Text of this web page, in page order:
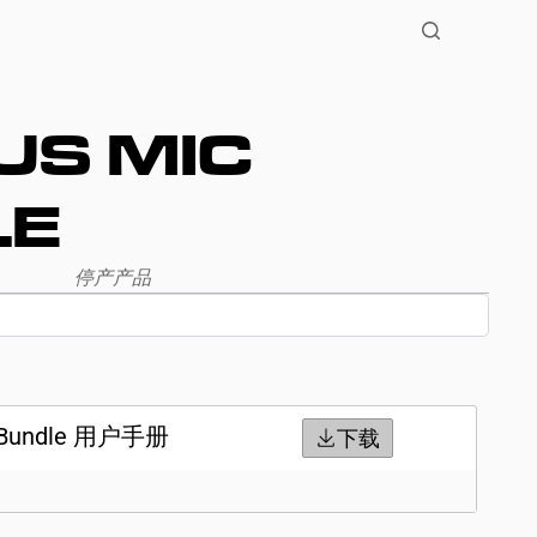
MIC
停产产品
用户手册 下载